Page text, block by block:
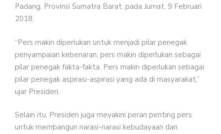
Padang, Provinsi Sumatra Barat, pada Jumat, 9 Februari
2018.
“Pers makin diperlukan untuk menjadi pilar penegak
penyampaian kebenaran, pers makin diperlukan sebagai
pilar penegak fakta-fakta. Pers makin diperlukan sebagai
pilar penegak aspirasi-aspirasi yang ada di masyarakat,”
ujar Presiden.
Selain itu, Presiden juga meyakini peran penting pers
untuk membangun narasi-narasi kebudayaan dan